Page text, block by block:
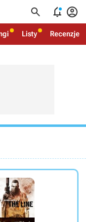
  
Listy Recenzje